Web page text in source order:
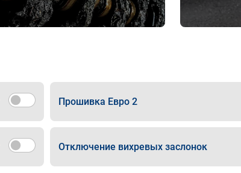
Прошивка Евро 2
Отключение вихревых заслонок